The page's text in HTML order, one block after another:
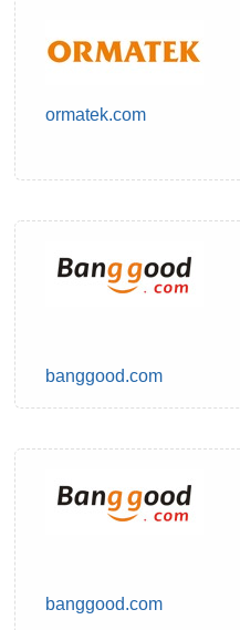
ormatek.com
banggood.com
banggood.com